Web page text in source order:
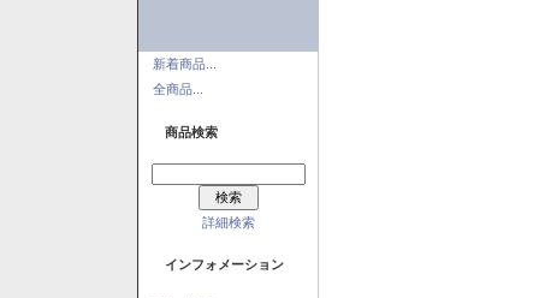
新着商品...
全商品...
商品検索
詳細検索
インフォメーション